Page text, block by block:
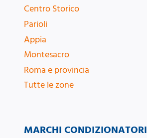
Centro Storico
Parioli
Appia
Montesacro
Roma e provincia
Tutte le zone
MARCHI CONDIZIONATORI